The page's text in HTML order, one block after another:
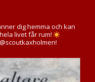
dig hemma och kan
livet får rum!